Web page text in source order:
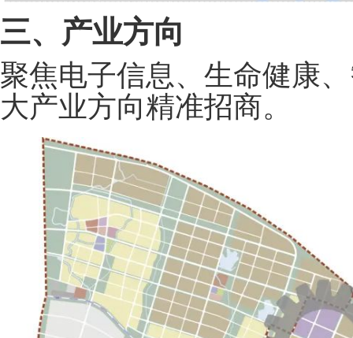
三、产业方向
聚焦电子信息、生命健康
大产业方向精准招商。